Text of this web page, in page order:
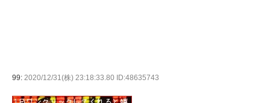
99: 2020/12/31(株) 23:18:33.80 ID:48635743